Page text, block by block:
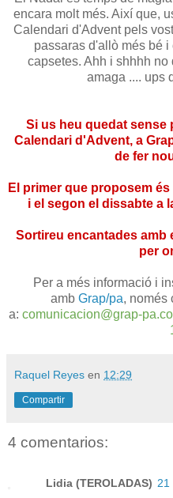
encara molt més. Així que,
Calendari d'Advent pels
passaras d'allò més bé
capsetes. Ahh i shhhh
amaga .... ups
Si us heu quedat sense
Calendari d'Advent, a
de fer
El primer que proposem
i el segon el dissabte a
Sortireu encantades amb
per
Per a més informació i
amb Grap/pa, només
a: comunicacion@grap-
Raquel Reyes en 12:29
Compartir
4 comentarios:
Lidia (TEROLADAS) 21